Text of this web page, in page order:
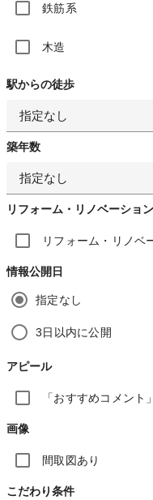
鉄筋系
木造
駅からの徒歩
指定なし
築年数
指定なし
リフォーム・リノベーション
リフォーム・リノベ
情報公開日
指定なし
3日以内に公開
アピール
「おすすめコメント
画像
間取図あり
こだわり条件